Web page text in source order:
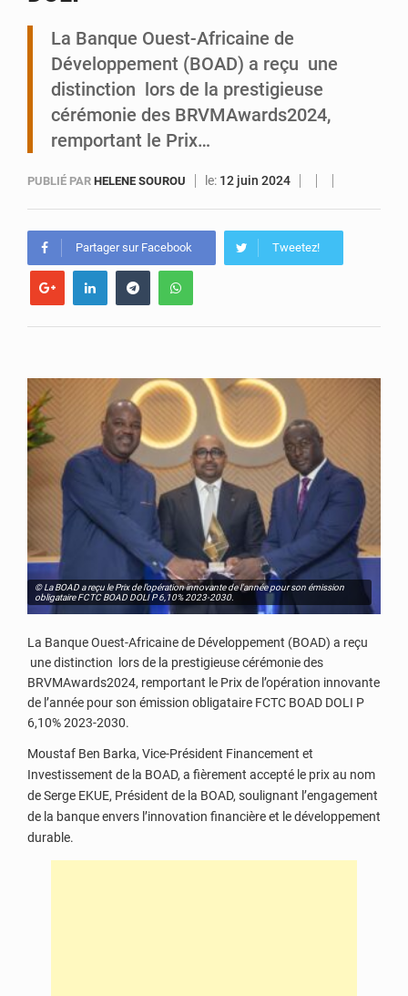
La Banque Ouest-Africaine de
Développement (BOAD) a reçu une
distinction lors de la prestigieuse
cérémonie des BRVMAwards2024,
remportant le Prix…
PUBLIÉ PAR HELENE SOUROU le: 12 juin 2024
Partager sur Facebook Tweetez!
© La BOAD a reçu le Prix de l’opération innovante de l’année pour son émission
obligataire FCTC BOAD DOLI P 6,10% 2023-2030.
La Banque Ouest-Africaine de Développement (BOAD) a reçu
une distinction lors de la prestigieuse cérémonie des
BRVMAwards2024, remportant le Prix de l’opération innovante
de l’année pour son émission obligataire FCTC BOAD DOLI P
6,10% 2023-2030.
Moustaf Ben Barka, Vice-Président Financement et
Investissement de la BOAD, a fièrement accepté le prix au nom
de Serge EKUE, Président de la BOAD, soulignant l’engagement
de la banque envers l’innovation financière et le développement
durable.